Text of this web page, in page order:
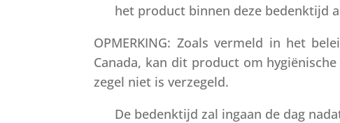
het product binnen deze bedenktijd
OPMERKING: Zoals vermeld in het
Canada, kan dit product om
zegel niet is verzegeld.
De bedenktijd zal ingaan de dag